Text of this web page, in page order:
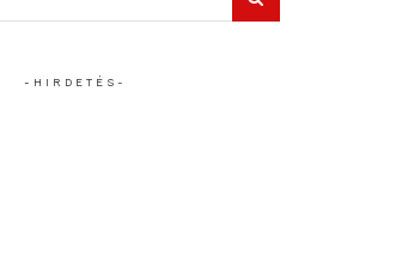
- H I R D E T É S -